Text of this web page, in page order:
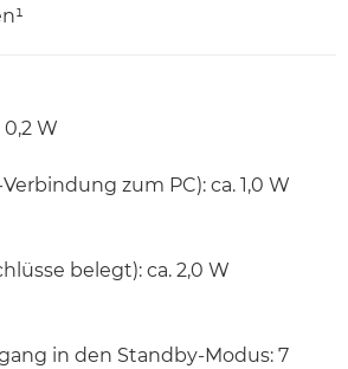
W
zum PC): ca. 1,0 W
belegt): ca. 2,0 W
in den Standby-Modus: 7